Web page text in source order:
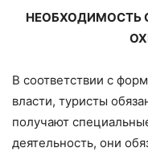
НЕОБХОДИМОСТЬ
В соответствии с
власти, туристы
получают
деятельность, они